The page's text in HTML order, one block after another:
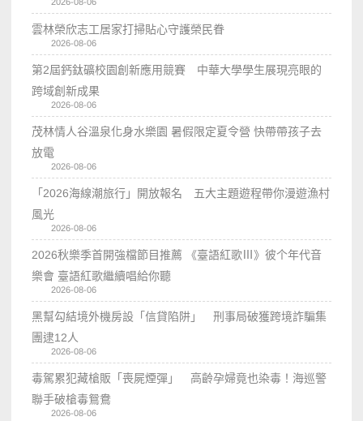
雲林榮欣志工居家打掃貼心守護榮民眷
2026-08-06
第2屆鈣鈦礦校園創新應用競賽 中華大學學生展現亮眼的
跨域創新成果
2026-08-06
茂林情人谷溫泉化身水樂園 暑假限定夏令營 快帶帶孩子去
放電
2026-08-06
「2026海線潮旅行」開放報名 五大主題遊程帶你漫遊漁村
風光
2026-08-06
2026秋樂季首開強檔節目推薦 《臺語紅歌Ⅲ》彼个年代音
樂會 臺語紅歌繼續唱給你聽
2026-08-06
黑幫勾結境外機房設「信貸陷阱」 刑事局破獲跨境詐騙集
團逮12人
2026-08-06
毒駕累犯藏槍販「喪屍煙彈」 高齡孕婦竟也染毒！海巡警
聯手破槍毒鴛鴦
2026-08-06